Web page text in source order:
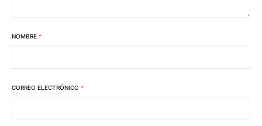
NOMBRE *
CORREO ELECTRÓNICO *